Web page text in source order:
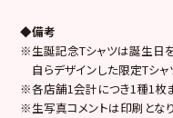
◆備考
※生誕記念Tシャツは誕生日を
自らデザインした限定Tシャ
※各店舗1会計につき1種1枚
※生写真コメントは印刷とな